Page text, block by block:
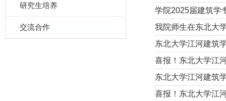
研究生培养
交流合作
学院2025届建筑学
我院师生在东北大
东北大学江河建筑
喜报！东北大学江
东北大学江河建筑
喜报！东北大学江